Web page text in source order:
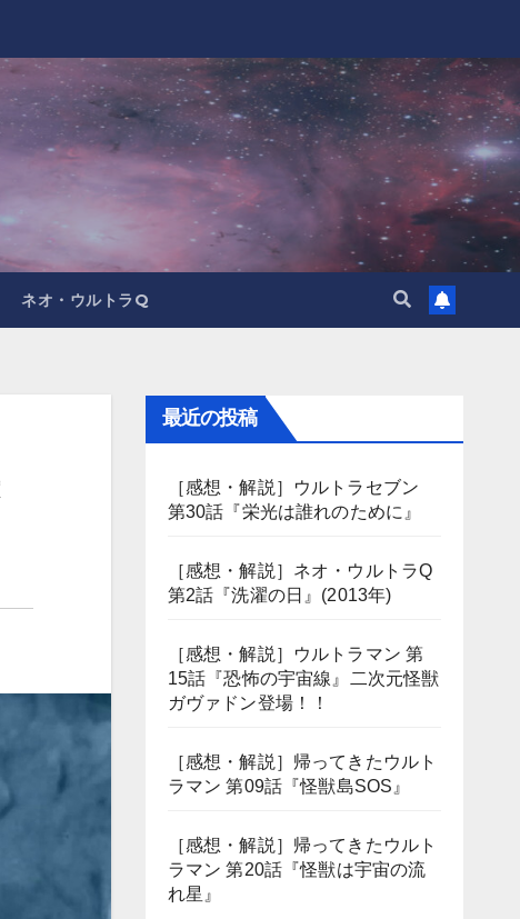
ネオ・ウルトラQ
最近の投稿
［感想・解説］ウルトラセブン
第30話『栄光は誰れのために』
［感想・解説］ネオ・ウルトラQ
第2話『洗濯の日』(2013年)
［感想・解説］ウルトラマン 第
15話『恐怖の宇宙線』二次元怪獣
ガヴァドン登場！！
［感想・解説］帰ってきたウルト
ラマン 第09話『怪獣島SOS』
［感想・解説］帰ってきたウルト
ラマン 第20話『怪獣は宇宙の流
れ星』